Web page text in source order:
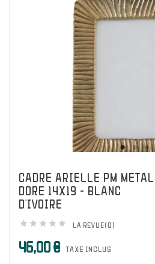
CADRE ARIELLE PM METAL
DORE 14X19 - BLANC
D'IVOIRE
     LA REVUE(0)
46,00 € TAXE INCLUS